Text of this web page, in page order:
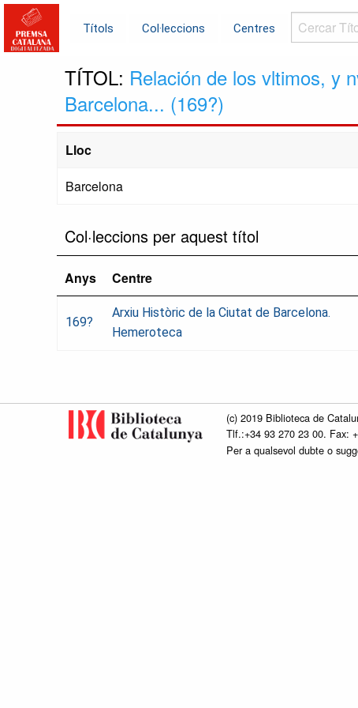
Títols Col·leccions Centres
Cercar
Títols...
TÍTOL: Relación de los vltimos, y
Barcelona... (169?)
Lloc
Barcelona
Col·leccions per aquest títol
Anys Centre
169?
Arxiu Històric de la Ciutat de Barcelona.
Hemeroteca
(c) 2019 Biblioteca de
Tlf.:+34 93 270 23 00. Fax:
Per a qualsevol dubte o